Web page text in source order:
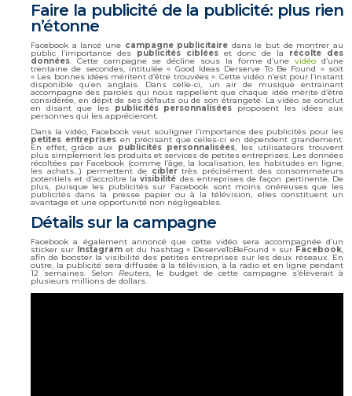
Faire la publicité de la publicité: plus rien
n’étonne
Facebook a lancé une campagne publicitaire dans le but de montrer au
public l’importance des publicités ciblées et donc de la récolte des
données. Cette campagne se décline sous la forme d’unevidéo d’une
trentaine de secondes, intitulée « Good Ideas Derserve To Be Found » soit
« Les bonnes idées méritent d’être trouvées ». Cette vidéo n’est pour l’instant
disponible qu’en anglais. Dans celle-ci, un air de musique entrainant
accompagne des paroles qui nous rappellent que chaque idée mérite d’être
considérée, en dépit de ses défauts ou de son étrangeté. La vidéo se conclut
en disant que les publicités personnalisées proposent les idées aux
personnes qui les apprécieront.
Dans la vidéo, Facebook veut souligner l’importance des publicités pour les
petites entreprisesen précisant que celles-ci en dépendent grandement.
En effet, grâce aux publicités personnalisées, les utilisateurs trouvent
plus simplement les produits et services de petites entreprises. Les données
récoltées par Facebook (comme l’âge, la localisation, les habitudes en ligne,
les achats…) permettent de ciblertrès précisément des consommateurs
potentiels et d’accroître lavisibilité des entreprises de façon pertinente. De
plus, puisque les publicités sur Facebook sont moins onéreuses que les
publicités dans la presse papier ou à la télévision, elles constituent un
avantage et une opportunité non négligeables.
Détails sur la campagne
Facebook a également annoncé que cette vidéo sera accompagnée d’un
sticker sur Instagramet du hashtag « DeserveToBeFound » sur Facebook,
afin de booster la visibilité des petites entreprises sur les deux réseaux. En
outre, la publicité sera diffusée à la télévision, à la radio et en ligne pendant
12 semaines. Selon Reuters, le budget de cette campagne s’élèverait à
plusieurs millions de dollars.